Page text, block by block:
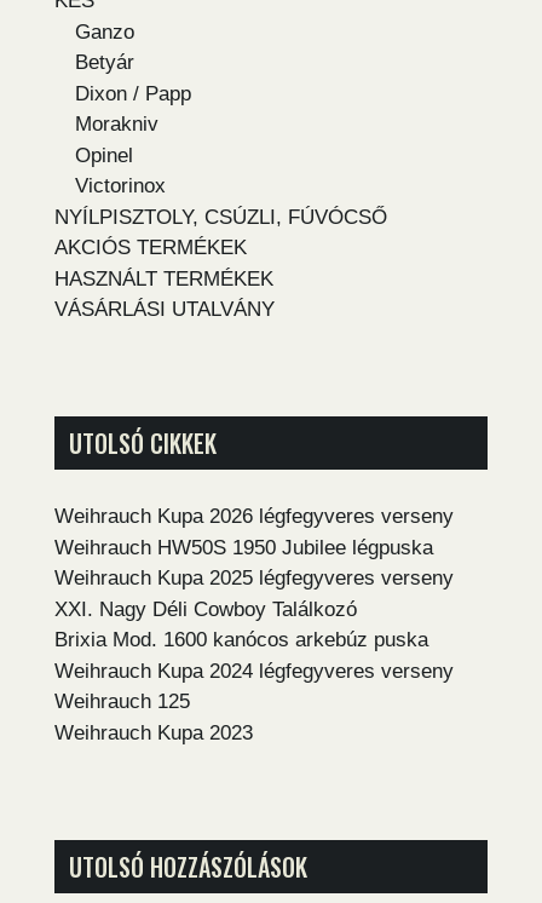
Ganzo
Betyár
Dixon / Papp
Morakniv
Opinel
Victorinox
NYÍLPISZTOLY, CSÚZLI, FÚVÓCSŐ
AKCIÓS TERMÉKEK
HASZNÁLT TERMÉKEK
VÁSÁRLÁSI UTALVÁNY
UTOLSÓ CIKKEK
Weihrauch Kupa 2026 légfegyveres verseny
Weihrauch HW50S 1950 Jubilee légpuska
Weihrauch Kupa 2025 légfegyveres verseny
XXI. Nagy Déli Cowboy Találkozó
Brixia Mod. 1600 kanócos arkebúz puska
Weihrauch Kupa 2024 légfegyveres verseny
Weihrauch 125
Weihrauch Kupa 2023
UTOLSÓ HOZZÁSZÓLÁSOK